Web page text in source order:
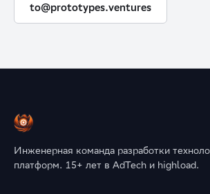
to@prototypes.ventures
Инженерная команда разработки
платформ. 15+ лет в AdTech и highload.